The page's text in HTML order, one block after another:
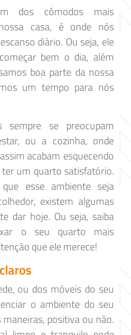
dos cômodos mais
casa, é onde nós
diário. Ou seja, ele
bem o dia, além
boa parte da nossa
um tempo para nós
sempre se preocupam
ou a cozinha, onde
acabam esquecendo
um quarto satisfatório.
esse ambiente seja
existem algumas
dar hoje. Ou seja, saiba
o seu quarto mais
que ele merece!
ou dos móveis do seu
o ambiente do seu
positiva ou não.